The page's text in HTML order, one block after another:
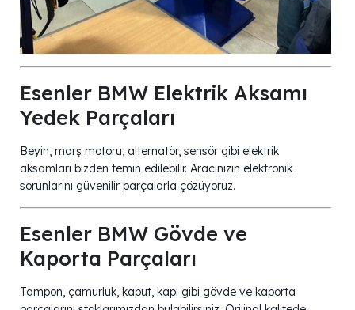
Esenler BMW Elektrik Aksamı
Yedek Parçaları
Beyin, marş motoru, alternatör, sensör gibi elektrik
aksamları bizden temin edilebilir. Aracınızın elektronik
sorunlarını güvenilir parçalarla çözüyoruz.
Esenler BMW Gövde ve
Kaporta Parçaları
Tampon, çamurluk, kaput, kapı gibi gövde ve kaporta